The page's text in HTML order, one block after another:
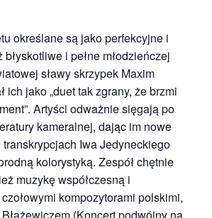
określane są jako perfekcyjne i
błyskotliwe i pełne młodzieńczej
sławy skrzypek Maxim
ich jako „duet tak zgrany, że brzmi
Artyści odważnie sięgają po
kameralnej, dając im nowe
Iwa Jedyneckiego
kolorystyką. Zespół chętnie
muzykę współczesną i
kompozytorami polskimi,
(Koncert podwójny na